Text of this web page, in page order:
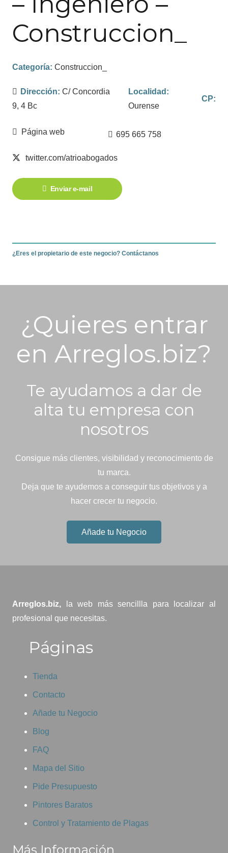
Construccion_
Categoría: Construccion_
Dirección:C/ Concordia
9, 4 Bc
Localidad:
Ourense
CP:
Página web 695 665 758
twitter.com/atrioabogados
Enviar e-mail
¿Eres el propietario de este negocio? Contáctanos
¿Quieres entrar
en Arreglos.biz?
Te ayudamos a dar de
alta tu empresa con
nosotros
Consigue más clientes, visibilidad y reconocimiento de
tu marca.
Deja que te ayudemos a conseguir tus objetivos y a
hacer crecer tu negocio.
Añade tu Negocio
Arreglos.biz,
la web más sencillla para localizar al
profesional que necesitas.
Páginas
Tienda
Contacto
Añade tu Negocio
Blog
FAQ
Mapa del Sitio
Pide Presupuesto
Pintores Baratos
Control y Tratamiento de Plagas
Más Información